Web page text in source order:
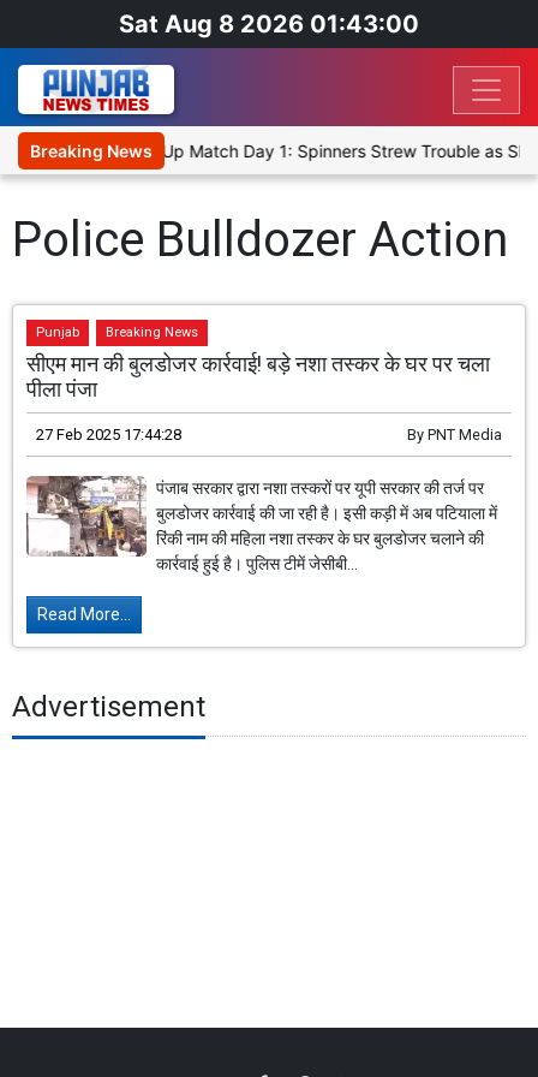
Sat Aug 8 2026 01:43:00
Breaking News
Cricket XI, Warm-Up Match Day 1: Spinners Strew Trouble as
Police Bulldozer Action
Punjab Breaking News
सीएम मान की बुलडोजर कार्रवाई! बड़े नशा तस्कर के घर पर चला
पीला पंजा
27 Feb 2025 17:44:28 By PNT Media
पंजाब सरकार द्वारा नशा तस्करों पर यूपी सरकार की तर्ज पर
बुलडोजर कार्रवाई की जा रही है। इसी कड़ी में अब पटियाला में
रिंकी नाम की महिला नशा तस्कर के घर बुलडोजर चलाने की
कार्रवाई हुई है। पुलिस टीमें जेसीबी...
Read More...
Advertisement